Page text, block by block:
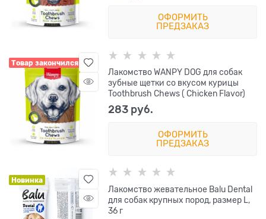
ОФОРМИТЬ
ПРЕДЗАКАЗ
Товар закончился
Лакомство WANPY DOG для собак
зубные щетки со вкусом курицы
Toothbrush Chews ( Chicken Flavor)
283 руб.
ОФОРМИТЬ
ПРЕДЗАКАЗ
Новинка
Лакомство жевательное Balu Dental
для собак крупных пород, размер L,
36 г